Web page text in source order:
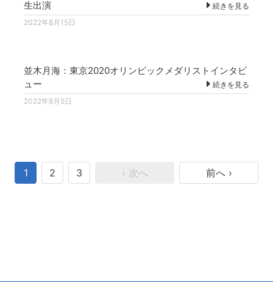
生出演
続きを見る
2022年8月15日
並木月海：東京2020オリンピックメダリストインタビ
ュー
続きを見る
2022年8月5日
‹ 次へ 前へ ›
1 2 3